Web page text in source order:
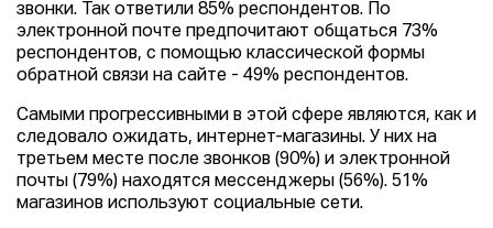
звонки. Так ответили 85% респондентов. По
электронной почте предпочитают общаться 73%
респондентов, с помощью классической формы
обратной связи на сайте - 49% респондентов.
Самыми прогрессивными в этой сфере являются, как и
следовало ожидать, интернет-магазины. У них на
третьем месте после звонков (90%) и электронной
почты (79%) находятся мессенджеры (56%). 51%
магазинов используют социальные сети.